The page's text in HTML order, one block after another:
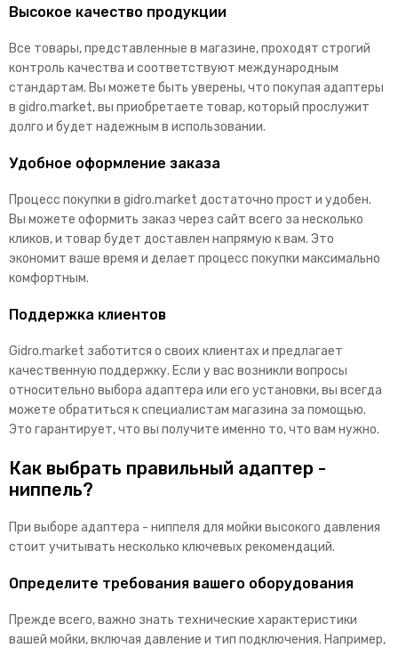
Высокое качество продукции
Все товары, представленные в магазине, проходят строгий
контроль качества и соответствуют международным
стандартам. Вы можете быть уверены, что покупая адаптеры
в gidro.market, вы приобретаете товар, который прослужит
долго и будет надежным в использовании.
Удобное оформление заказа
Процесс покупки в gidro.market достаточно прост и удобен.
Вы можете оформить заказ через сайт всего за несколько
кликов, и товар будет доставлен напрямую к вам. Это
экономит ваше время и делает процесс покупки максимально
комфортным.
Поддержка клиентов
Gidro.market заботится о своих клиентах и предлагает
качественную поддержку. Если у вас возникли вопросы
относительно выбора адаптера или его установки, вы всегда
можете обратиться к специалистам магазина за помощью.
Это гарантирует, что вы получите именно то, что вам нужно.
Как выбрать правильный адаптер -
ниппель?
При выборе адаптера - ниппеля для мойки высокого давления
стоит учитывать несколько ключевых рекомендаций.
Определите требования вашего оборудования
Прежде всего, важно знать технические характеристики
вашей мойки, включая давление и тип подключения. Например,